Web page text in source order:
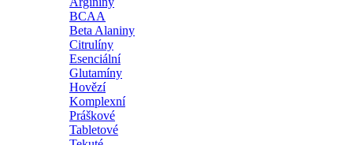
BCAA
Beta Alaniny
Citrulíny
Esenciální
Glutamíny
Hovězí
Komplexní
Práškové
Tabletové